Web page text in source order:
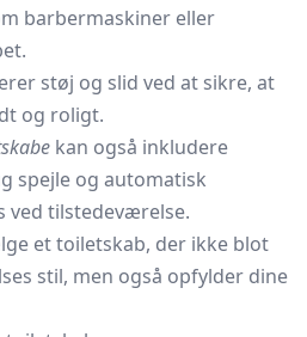
barbermaskiner eller
støj og slid ved at sikre, at
og roligt.
kan også inkludere
spejle og automatisk
ved tilstedeværelse.
et toiletskab, der ikke blot
stil, men også opfylder dine